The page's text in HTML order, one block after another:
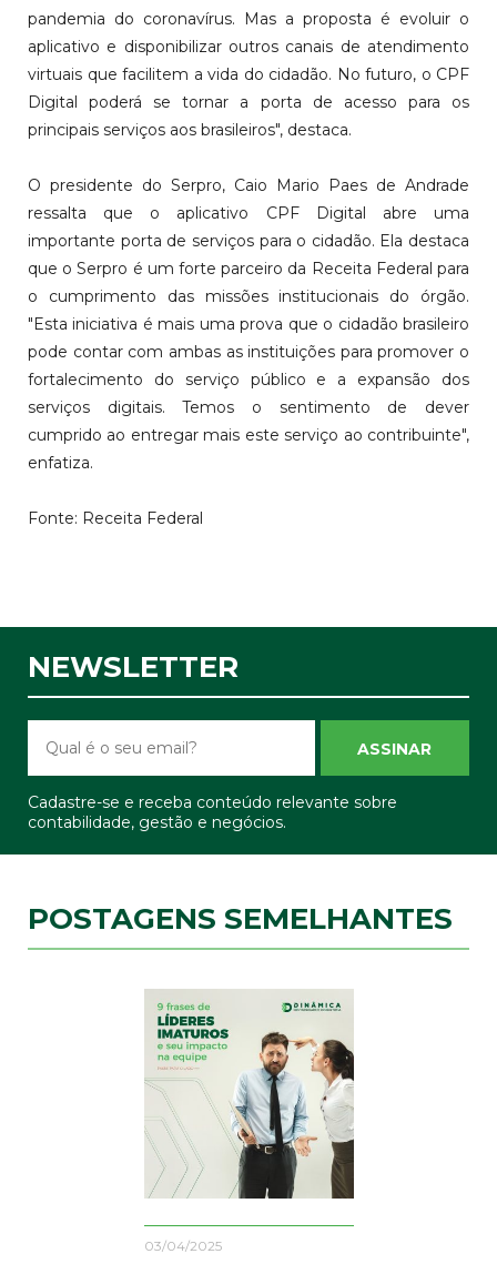
pandemia do coronavírus. Mas a proposta é evoluir o
aplicativo e disponibilizar outros canais de atendimento
virtuais que facilitem a vida do cidadão. No futuro, o CPF
Digital poderá se tornar a porta de acesso para os
principais serviços aos brasileiros", destaca.
O presidente do Serpro, Caio Mario Paes de Andrade
ressalta que o aplicativo CPF Digital abre uma
importante porta de serviços para o cidadão. Ela destaca
que o Serpro é um forte parceiro da Receita Federal para
o cumprimento das missões institucionais do órgão.
"Esta iniciativa é mais uma prova que o cidadão brasileiro
pode contar com ambas as instituições para promover o
fortalecimento do serviço público e a expansão dos
serviços digitais. Temos o sentimento de dever
cumprido ao entregar mais este serviço ao contribuinte",
enfatiza.
Fonte: Receita Federal
NEWSLETTER
ASSINAR
Cadastre-se e receba conteúdo relevante sobre
contabilidade, gestão e negócios.
POSTAGENS SEMELHANTES
03/04/2025